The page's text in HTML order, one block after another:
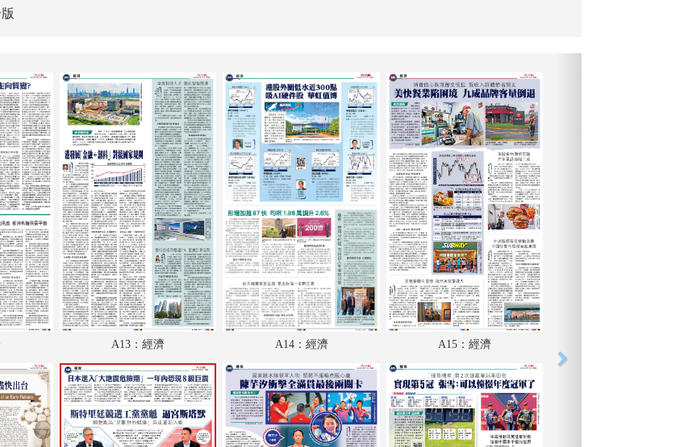
A18：國際
A19：體育
A20：體育
B1：副刊
B2：大公園
B3：小公園
B4：經濟
A13：經濟 A14：經濟 A15：經濟